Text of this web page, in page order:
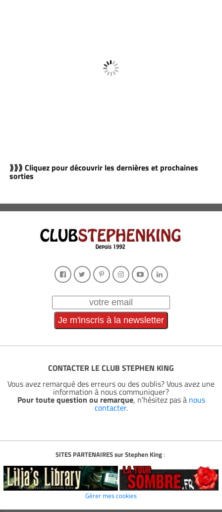
⟫⟫⟫ Cliquez pour découvrir les dernières et prochaines
sorties
CONTACTER LE CLUB STEPHEN KING
Vous avez remarqué des erreurs ou des oublis? Vous avez une
information à nous communiquer?
Pour toute question ou remarque, n'hésitez pas à nous
contacter.
SITES PARTENAIRES sur Stephen King:
Gérer mes cookies